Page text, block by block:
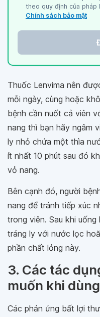
theo quy định của pháp
Chính sách bảo mật
Thuốc Lenvima nên
mỗi ngày, cùng hoặc
bệnh cần nuốt cả viên
nang thì bạn hãy ngâm
ly nhỏ chứa một thìa
ít nhất 10 phút sau đó
vỏ nang.
Bên cạnh đó, người
nang để tránh tiếp xúc
trong viên. Sau khi
tráng ly với nước lọc
phần chất lỏng này.
3. Các tác
muốn khi
Các phản ứng bất lợi